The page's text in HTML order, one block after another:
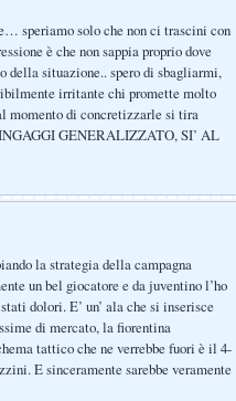
speriamo solo che non ci trascini con
è che non sappia proprio dove
della situazione.. spero di sbagliarmi,
irritante chi promette molto
momento di concretizzarle si tira
GENERALIZZATO, SI’ AL
la strategia della campagna
un bel giocatore e da juventino l’ho
dolori. E’ un’ ala che si inserisce
di mercato, la fiorentina
tattico che ne verrebbe fuori è il 4-
E sinceramente sarebbe veramente